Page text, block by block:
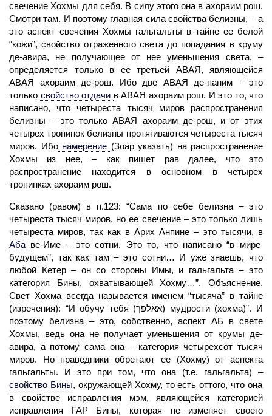
свечение Хохмы для себя. В силу этого она в ахораим рош.
Смотри там. И поэтому главная сила свойства белизны, – а
это аспект свечения Хохмы гальгальты в тайне ее белой
“кожи”, свойство отраженного света до попадания в круму
де-авира, не получающее от нее уменьшения света, –
определяется только в ее третьей АВАЯ, являющейся
АВАЯ ахораим де-рош. Ибо две АВАЯ де-паним – это
только свойство отдачи в АВАЯ ахораим рош. И это то, что
написано, что четыреста тысяч миров распространения
белизны – это только АВАЯ ахораим де-рош, и от этих
четырех тропинок белизны протягиваются четыреста тысяч
миров. Ибонамерение (Зоар указать) на распространение
Хохмы из нее, – как пишет рав далее, что это
распространение находится в основном в четырех
тропинках ахораим рош.
Сказано (равом) в п.123: “Сама по себе белизна – это
четыреста тысяч миров, но ее свечение – это только лишь
четыреста миров, так как в Арих Анпине – это тысячи, в
Аба ве-Име – это сотни. Это то, что написано “в мире
будущем”, так как там – это сотни… И уже знаешь, что
любой Кетер – он со стороны Имы, и гальгальта – это
категория Бины, охватывающей Хохму…”. Объяснение.
Свет Хохма всегда называется именем “тысяча” в тайне
(изречения): “И обучу тебя (אאלפך) мудрости (хохма)”. И
поэтому белизна – это, собственно, аспект АБ в свете
Хохмы, ведь она не получает уменьшения от крумы де-
авира, а потому сама она – категория четырехсот тысяч
миров. Но праведники обретают ее (Хохму) от аспекта
гальгальты. И это при том, что она (т.е. гальгальта) –
свойство Бины, окружающей Хохму, то есть оттого, что она
в свойстве исправления мэм, являющейся категорией
исправления ГАР Бины, которая не изменяет своего